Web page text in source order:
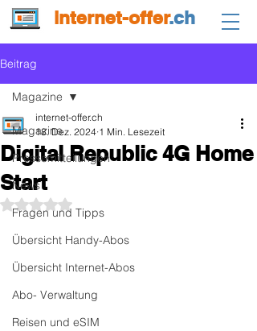
internet-offer.ch
Beitrag
Magazine
Pressemitteilungen
News
Fragen und Tipps
Übersicht Handy-Abos
Übersicht Internet-Abos
Abo- Verwaltung
Reisen und eSIM
Magazine
Digital Republic 4G Home
Start
internet-offer.ch
18. Dez. 2024 1 Min. Lesezeit
Mit NaN von 5 Sternen bewertet.